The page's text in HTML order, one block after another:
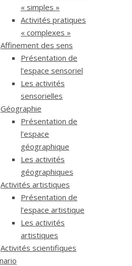
« simples »
Activités pratiques
« complexes »
Affinement des sens
Présentation de
l’espace sensoriel
Les activités
sensorielles
Géographie
Présentation de
l’espace
géographique
Les activités
géographiques
Activités artistiques
Présentation de
l’espace artistique
Les activités
artistiques
Activités scientifiques